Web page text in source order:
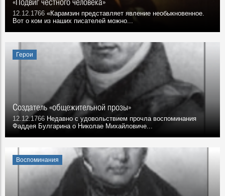
12.12.1766 «Карамзин представляет явление необыкновенное.
Вот о ком из наших писателей можно...
Герои
Создатель «общежительной прозы»
12.12.1766 Недавно с удовольствием прочла воспоминания
Фаддея Булгарина о Николае Михайловиче...
Воспоминания